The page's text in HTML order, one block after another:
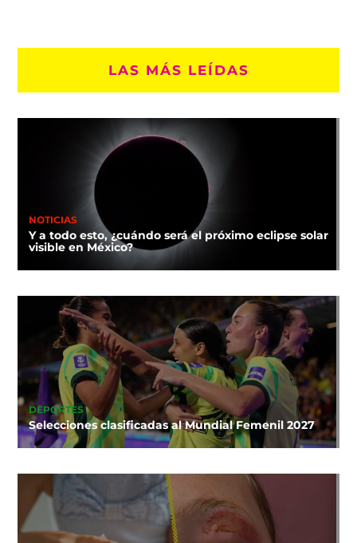
LAS MÁS LEÍDAS
NOTICIAS
Y a todo esto, ¿cuándo será el próximo eclipse solar
visible en México?
DEPORTES
Selecciones clasificadas al Mundial Femenil 2027